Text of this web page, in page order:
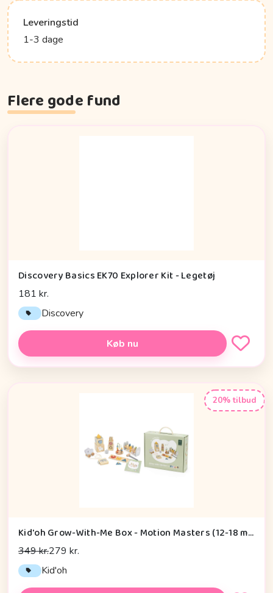
Leveringstid
1-3 dage
Flere gode fund
Discovery Basics EK70 Explorer Kit - Legetøj
181 kr.
Discovery
Køb nu
20% tilbud
Kid'oh Grow-With-Me Box - Motion Masters (12-18 mdr.)
349 kr.279 kr.
Kid'oh